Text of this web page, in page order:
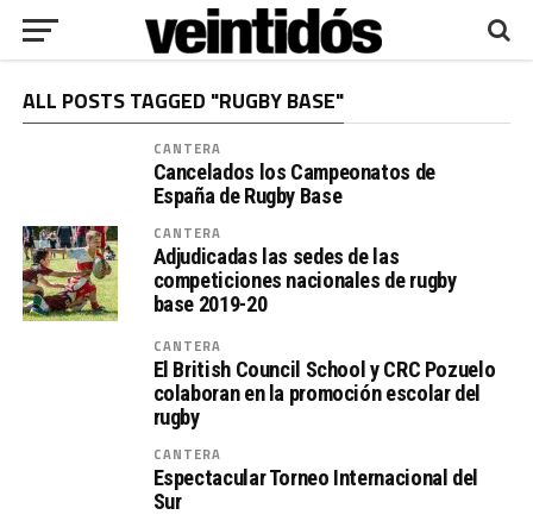
ALL POSTS TAGGED "RUGBY BASE"
CANTERA
Cancelados los Campeonatos de
España de Rugby Base
CANTERA
Adjudicadas las sedes de las
competiciones nacionales de rugby
base 2019-20
CANTERA
El British Council School y CRC Pozuelo
colaboran en la promoción escolar del
rugby
CANTERA
Espectacular Torneo Internacional del
Sur